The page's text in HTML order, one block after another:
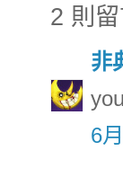
2 則
非
6